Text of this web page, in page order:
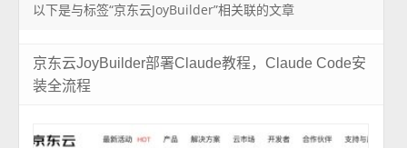
以下是与标签“京东云JoyBuilder”相关联的文章
京东云JoyBuilder部署Claude教程，Claude Code安
装全流程